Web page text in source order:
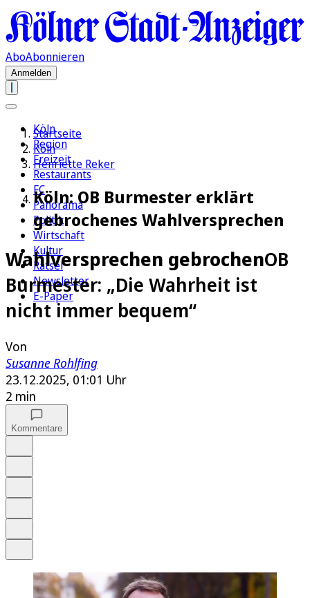
AboAbonnieren
Anmelden
Köln
Region
Freizeit
Restaurants
FC
Panorama
Politik
Wirtschaft
Kultur
Rätsel
Newsletter
E-Paper
Startseite
Köln
Henriette Reker
Köln: OB Burmester erklärt
gebrochenes Wahlversprechen
Wahlversprechen gebrochenOB
Burmester: „Die Wahrheit ist
nicht immer bequem“
Von
Susanne Rohlfing
23.12.2025, 01:01 Uhr
2 min
Kommentare